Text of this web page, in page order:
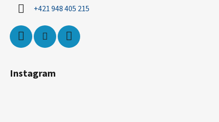
+421 948 405 215
Instagram